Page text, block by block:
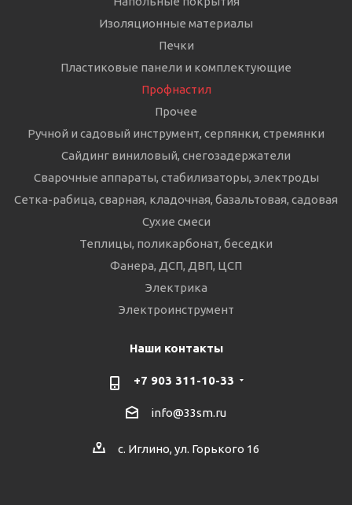
Изоляционные материалы
Печки
Пластиковые панели и комплектующие
Профнастил
Прочее
Ручной и садовый инструмент, серпянки, стремянки
Сайдинг виниловый, снегозадержатели
Сварочные аппараты, стабилизаторы, электроды
Сетка-рабица, сварная, кладочная, базальтовая, садовая
Сухие смеси
Теплицы, поликарбонат, беседки
Фанера, ДСП, ДВП, ЦСП
Электрика
Электроинструмент
Наши контакты
+7 903 311-10-33
info@33sm.ru
с. Иглино, ул. Горького 16